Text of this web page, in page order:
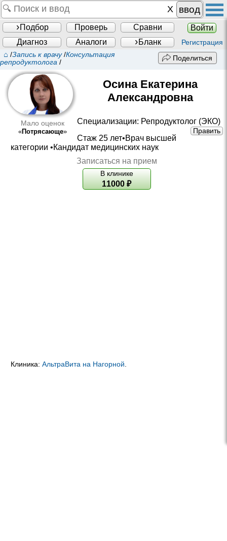
ввод
Подбор Проверь Сравни
Войти
Диагноз
Аналоги Бланк Регистрация
⌂ /Запись к врачу/Консультация
репродуктолога /
Поделиться
Мало оценок
«Потрясающе»
Осина Екатерина
Александровна
Специализации: Репродуктолог (ЭКО)
Править
Стаж 25 лет•Врач высшей
категории •Кандидат медицинских наук
Записаться на прием
В клинике
11000 ₽
Клиника: АльтраВита на Нагорной.